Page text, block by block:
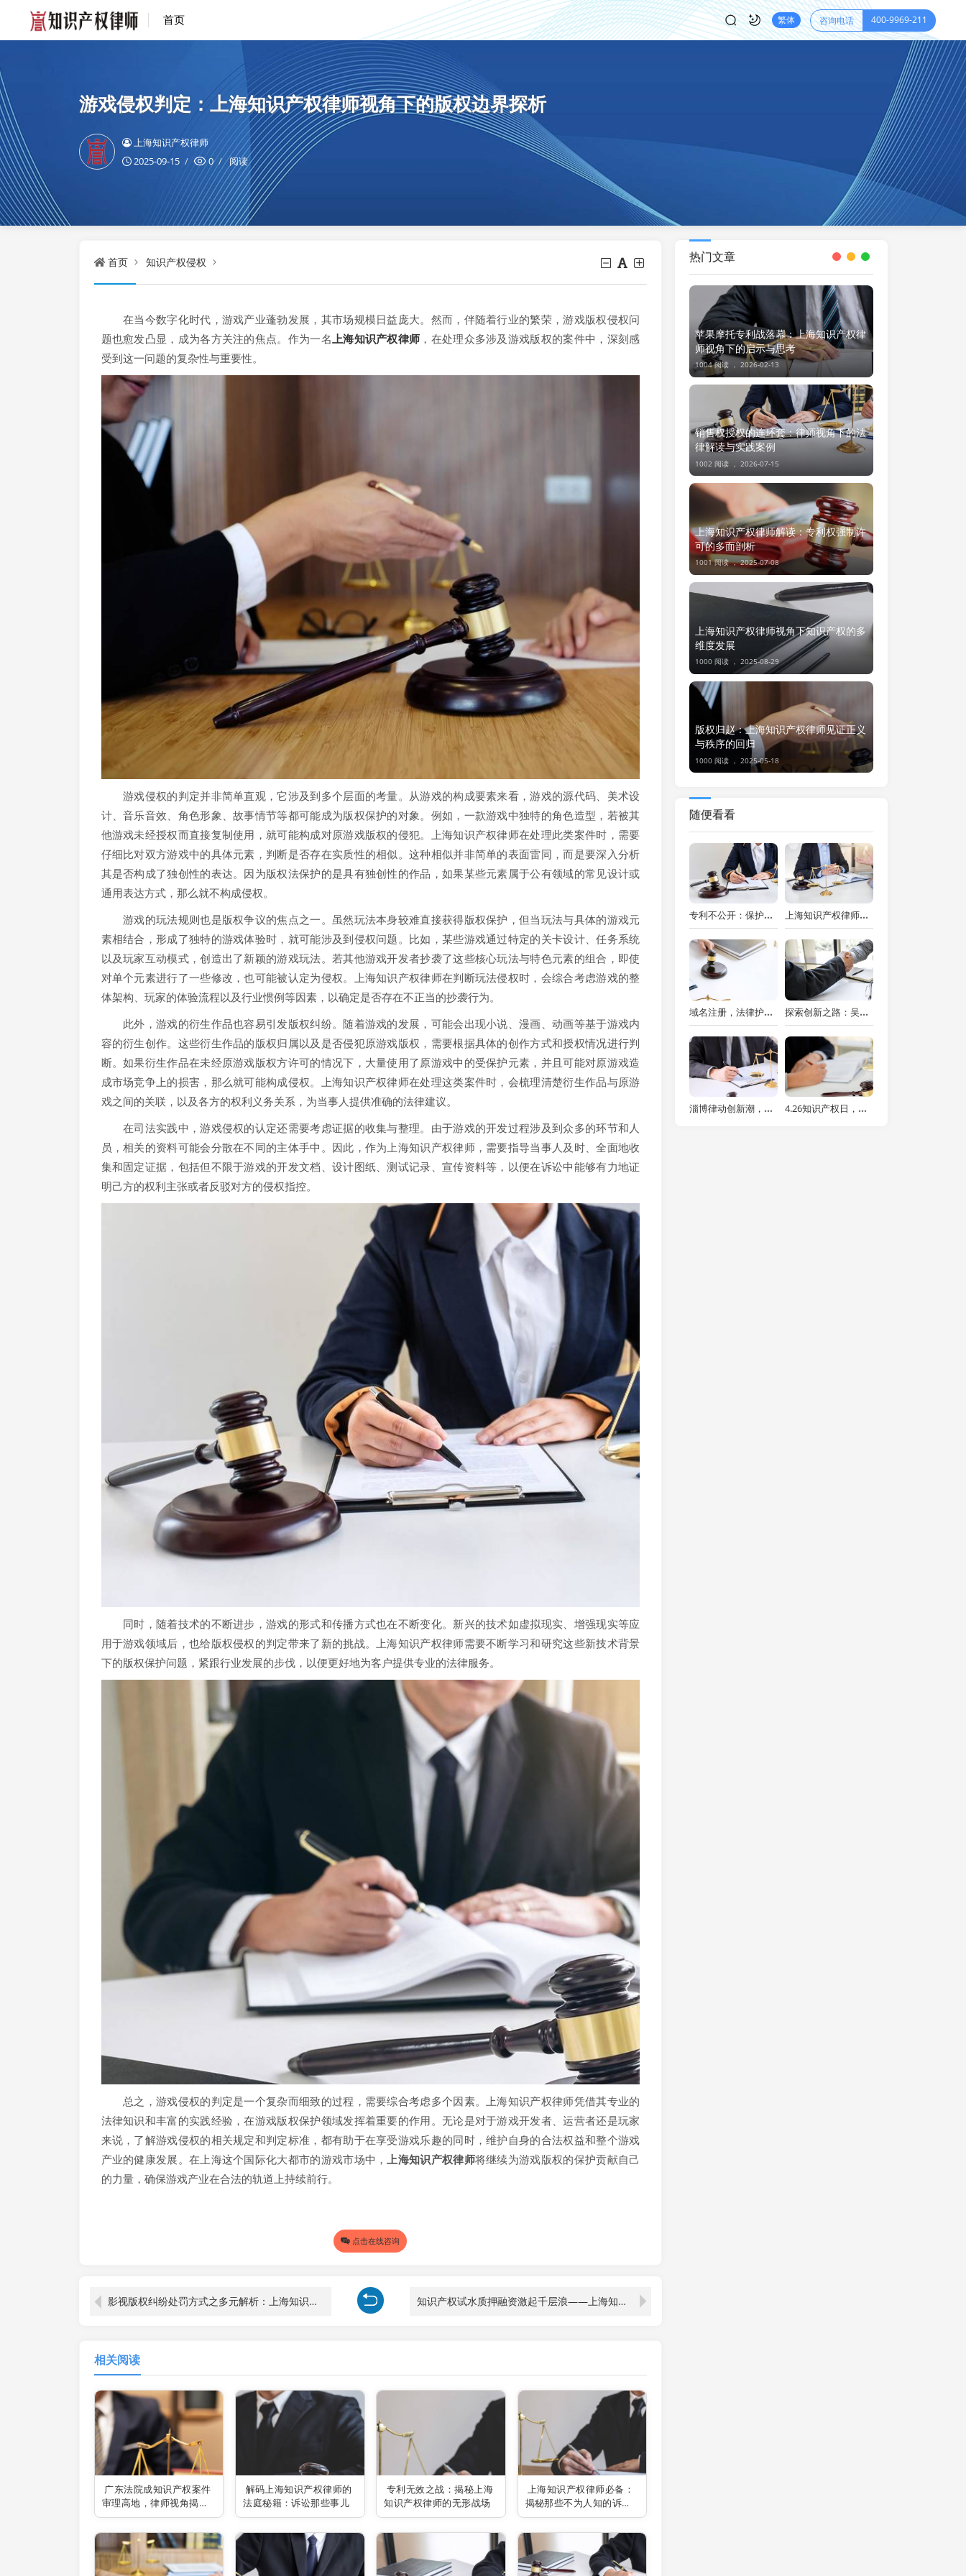
首页 繁体 咨询电话 400-9969-211
游戏侵权判定：上海知识产权律师视角下的版权边界探析
上海知识产权律师
2025-09-15
0 阅读
首页 知识产权侵权
在当今数字化时代，游戏产业蓬勃发展，其市场规模日益庞大。然而，伴随着行业的繁荣，游戏版权侵权问
题也愈发凸显，成为各方关注的焦点。作为一名上海知识产权律师 ，在处理众多涉及游戏版权的案件中，深刻感
受到这一问题的复杂性与重要性。
游戏侵权的判定并非简单直观，它涉及到多个层面的考量。从游戏的构成要素来看，游戏的源代码、美术设
计、音乐音效、角色形象、故事情节等都可能成为版权保护的对象。例如，一款游戏中独特的角色造型，若被其
他游戏未经授权而直接复制使用，就可能构成对原游戏版权的侵犯。上海知识产权律师在处理此类案件时，需要
仔细比对双方游戏中的具体元素，判断是否存在实质性的相似。这种相似并非简单的表面雷同，而是要深入分析
其是否构成了独创性的表达。因为版权法保护的是具有独创性的作品，如果某些元素属于公有领域的常见设计或
通用表达方式，那么就不构成侵权。
游戏的玩法规则也是版权争议的焦点之一。虽然玩法本身较难直接获得版权保护，但当玩法与具体的游戏元
素相结合，形成了独特的游戏体验时，就可能涉及到侵权问题。比如，某些游戏通过特定的关卡设计、任务系统
以及玩家互动模式，创造出了新颖的游戏玩法。若其他游戏开发者抄袭了这些核心玩法与特色元素的组合，即使
对单个元素进行了一些修改，也可能被认定为侵权。上海知识产权律师在判断玩法侵权时，会综合考虑游戏的整
体架构、玩家的体验流程以及行业惯例等因素，以确定是否存在不正当的抄袭行为。
此外，游戏的衍生作品也容易引发版权纠纷。随着游戏的发展，可能会出现小说、漫画、动画等基于游戏内
容的衍生创作。这些衍生作品的版权归属以及是否侵犯原游戏版权，需要根据具体的创作方式和授权情况进行判
断。如果衍生作品在未经原游戏版权方许可的情况下，大量使用了原游戏中的受保护元素，并且可能对原游戏造
成市场竞争上的损害，那么就可能构成侵权。上海知识产权律师在处理这类案件时，会梳理清楚衍生作品与原游
戏之间的关联，以及各方的权利义务关系，为当事人提供准确的法律建议。
在司法实践中，游戏侵权的认定还需要考虑证据的收集与整理。由于游戏的开发过程涉及到众多的环节和人
员，相关的资料可能会分散在不同的主体手中。因此，作为上海知识产权律师，需要指导当事人及时、全面地收
集和固定证据，包括但不限于游戏的开发文档、设计图纸、测试记录、宣传资料等，以便在诉讼中能够有力地证
明己方的权利主张或者反驳对方的侵权指控。
同时，随着技术的不断进步，游戏的形式和传播方式也在不断变化。新兴的技术如虚拟现实、增强现实等应
用于游戏领域后，也给版权侵权的判定带来了新的挑战。上海知识产权律师需要不断学习和研究这些新技术背景
下的版权保护问题，紧跟行业发展的步伐，以便更好地为客户提供专业的法律服务。
总之，游戏侵权的判定是一个复杂而细致的过程，需要综合考虑多个因素。上海知识产权律师凭借其专业的
法律知识和丰富的实践经验，在游戏版权保护领域发挥着重要的作用。无论是对于游戏开发者、运营者还是玩家
来说，了解游戏侵权的相关规定和判定标准，都有助于在享受游戏乐趣的同时，维护自身的合法权益和整个游戏
产业的健康发展。在上海这个国际化大都市的游戏市场中， 上海知识产权律师将继续为游戏版权的保护贡献自己
的力量，确保游戏产业在合法的轨道上持续前行。
点击在线咨询
影视版权纠纷处罚方式之多元解析：上海知识产权律师视角 知识产权试水质押融资激起千层浪——上海知识产权律师的观察与思考
相关阅读
广东法院成知识产权案件
审理高地，律师视角揭秘
行业新风向
解码上海知识产权律师的
法庭秘籍：诉讼那些事儿
专利无效之战：揭秘上海
知识产权律师的无形战场
上海知识产权律师必备：
揭秘那些不为人知的诉讼
程序秘密！
热门文章
苹果摩托专利战落幕：上海知识产权律
师视角下的启示与思考
1004 阅读 ， 2026-02-13
销售权授权的连环套：律师视角下的法
律解读与实践案例
1002 阅读 ， 2026-07-15
上海知识产权律师解读：专利权强制许
可的多面剖析
1001 阅读 ， 2025-07-08
上海知识产权律师视角下知识产权的多
维度发展
1000 阅读 ， 2025-08-29
版权归赵：上海知识产权律师见证正义
与秩序的回归
1000 阅读 ， 2025-05-18
随便看看
专利不公开：保护的“迷雾”与法律考量——上海知识产权律师视角 上海知识产权律师视角：恶意抢注商标的认定与处理之道
域名注册，法律护航：上海知识产权律师教你规避风险 探索创新之路：吴仪副总理为企业知识产权保护发声，上海知识产权律师如何引领风潮
淄博律动创新潮，上海知识产权律师助阵238项目腾飞 4.26知识产权日，律师视角下的保护之道